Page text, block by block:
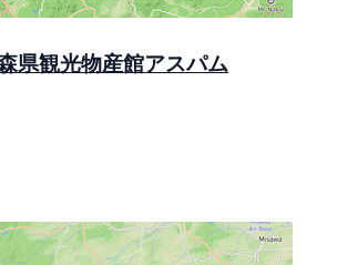
県観光物産館アスパム